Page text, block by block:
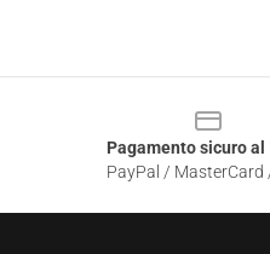
Pagamento sicuro al
PayPal / MasterCard